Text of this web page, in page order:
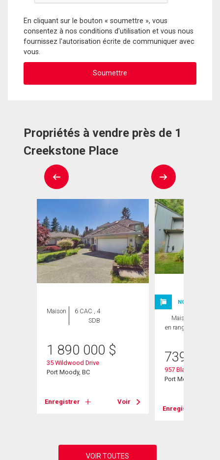
En cliquant sur le bouton « soumettre », vous
consentez à nos conditions d'utilisation et vous nous
fournissez l'autorisation écrite de communiquer avec
vous.
Propriétés à vendre près de 1
Creekstone Place
Maison
6 CAC , 4
SDB
1 890 000 $
35 Wildwood Drive
Port Moody, BC
Enregistrer Voir
NOUVELLE
Maison
en rangée
739 000
957 Blackstock
Port Moody, BC
Enregistrer